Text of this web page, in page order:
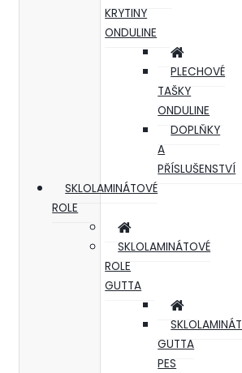
KRYTINY
ONDULINE
PLECHOVÉ
TAŠKY
ONDULINE
DOPLŇKY
A
PŘÍSLUŠENSTVÍ
SKLOLAMINÁTOVÉ
ROLE
SKLOLAMINÁTOVÉ
ROLE
GUTTA
SKLOLAMINÁT
GUTTA
PES